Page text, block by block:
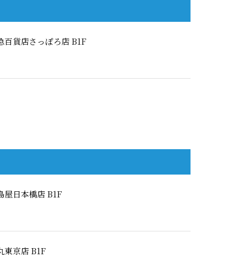
百貨店さっぽろ店 B1F
屋日本橋店 B1F
東京店 B1F